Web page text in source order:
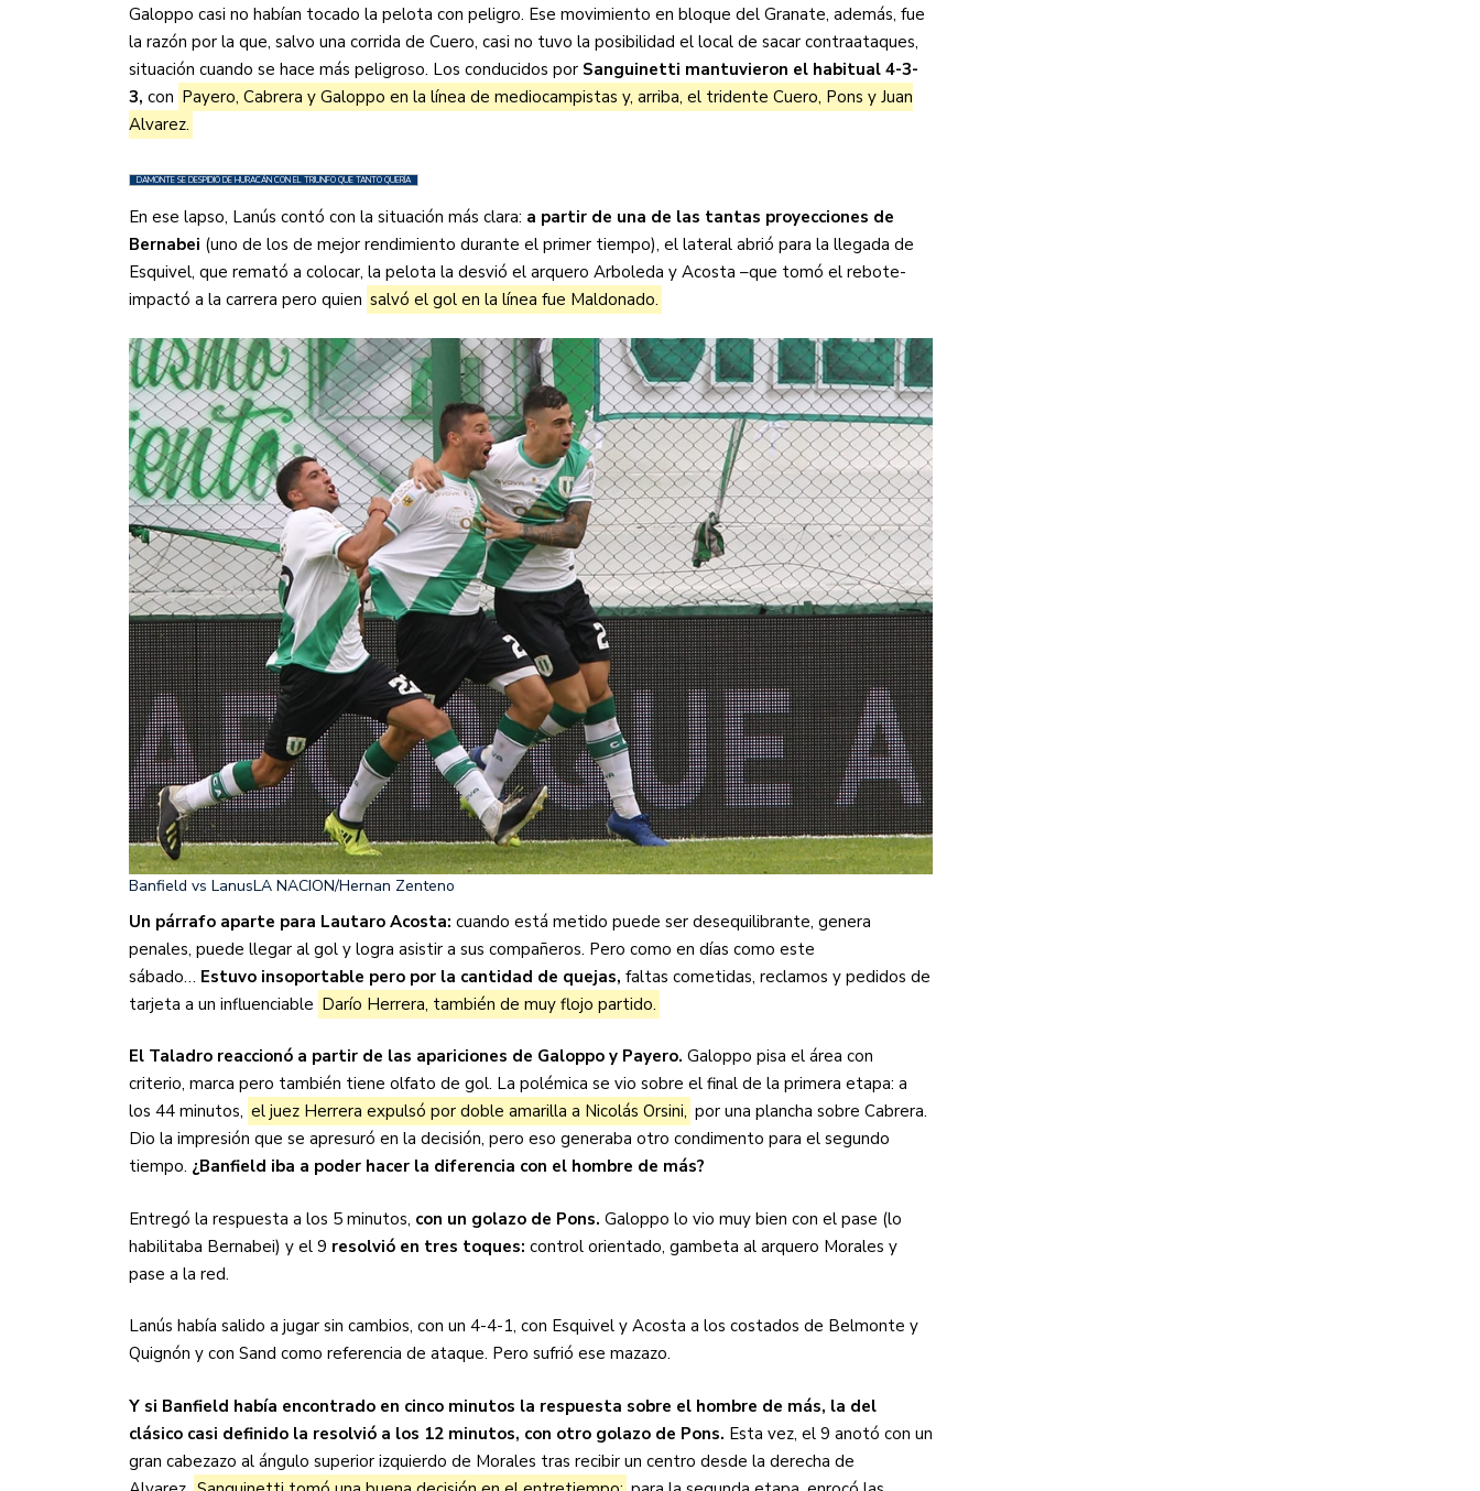
Galoppo casi no habían tocado la pelota con peligro. Ese movimiento en bloque del Granate, además, fue
la razón por la que, salvo una corrida de Cuero, casi no tuvo la posibilidad el local de sacar contraataques,
situación cuando se hace más peligroso. Los conducidos por Sanguinetti mantuvieron el habitual 4-3-
3, con Payero, Cabrera y Galoppo en la línea de mediocampistas y, arriba, el tridente Cuero, Pons y Juan
Alvarez.
DAMONTE SE DESPIDIÓ DE HURACÁN CON EL TRIUNFO QUE TANTO QUERÍA
En ese lapso, Lanús contó con la situación más clara: a partir de una de las tantas proyecciones de
Bernabei (uno de los de mejor rendimiento durante el primer tiempo), el lateral abrió para la llegada de
Esquivel, que remató a colocar, la pelota la desvió el arquero Arboleda y Acosta –que tomó el rebote-
impactó a la carrera pero quien salvó el gol en la línea fue Maldonado.
Banfield vs LanusLA NACION/Hernan Zenteno
Un párrafo aparte para Lautaro Acosta: cuando está metido puede ser desequilibrante, genera
penales, puede llegar al gol y logra asistir a sus compañeros. Pero como en días como este
sábado… Estuvo insoportable pero por la cantidad de quejas, faltas cometidas, reclamos y pedidos de
tarjeta a un influenciable Darío Herrera, también de muy flojo partido.
El Taladro reaccionó a partir de las apariciones de Galoppo y Payero. Galoppo pisa el área con
criterio, marca pero también tiene olfato de gol. La polémica se vio sobre el final de la primera etapa: a
los 44 minutos, el juez Herrera expulsó por doble amarilla a Nicolás Orsini, por una plancha sobre Cabrera.
Dio la impresión que se apresuró en la decisión, pero eso generaba otro condimento para el segundo
tiempo. ¿Banfield iba a poder hacer la diferencia con el hombre de más?
Entregó la respuesta a los 5 minutos, con un golazo de Pons. Galoppo lo vio muy bien con el pase (lo
habilitaba Bernabei) y el 9 resolvió en tres toques: control orientado, gambeta al arquero Morales y
pase a la red.
Lanús había salido a jugar sin cambios, con un 4-4-1, con Esquivel y Acosta a los costados de Belmonte y
Quignón y con Sand como referencia de ataque. Pero sufrió ese mazazo.
Y si Banfield había encontrado en cinco minutos la respuesta sobre el hombre de más, la del
clásico casi definido la resolvió a los 12 minutos, con otro golazo de Pons. Esta vez, el 9 anotó con un
gran cabezazo al ángulo superior izquierdo de Morales tras recibir un centro desde la derecha de